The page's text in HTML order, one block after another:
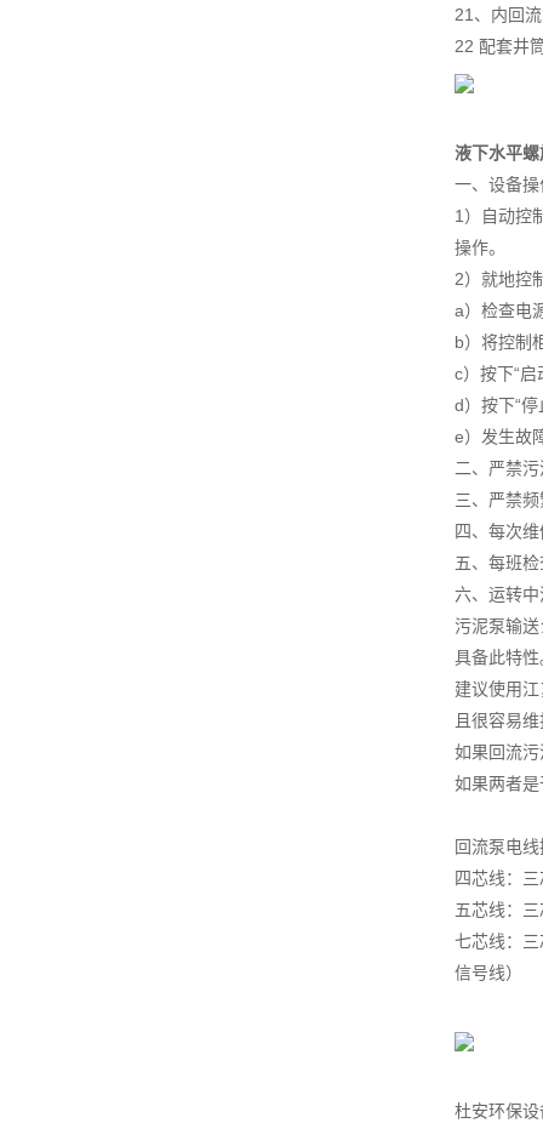
21、内回
22 配套井
液下水平
一、设备操
1）自动控
操作。
2）就地控
a）检查电
b）将控制
c）按下“
d）按下“
e）发生故
二、严禁
三、严禁
四、每次
五、每班
六、运转
污泥泵输
具备此特性
建议使用
且很容易
如果回流
如果两者
回流泵电
四芯线：
五芯线：
七芯线：
信号线）
杜安环保